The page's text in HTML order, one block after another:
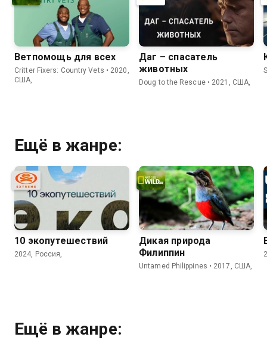
Ветпомощь для всех
Critter Fixers: Country Vets • 2020,
США,
Даг – спасатель
животных
Doug to the Rescue • 2021, США,
Ещё в жанре:
10 экопутешествий
2024, Россия,
Дикая природа
Филиппин
Untamed Philippines • 2017, США,
Ещё в жанре: